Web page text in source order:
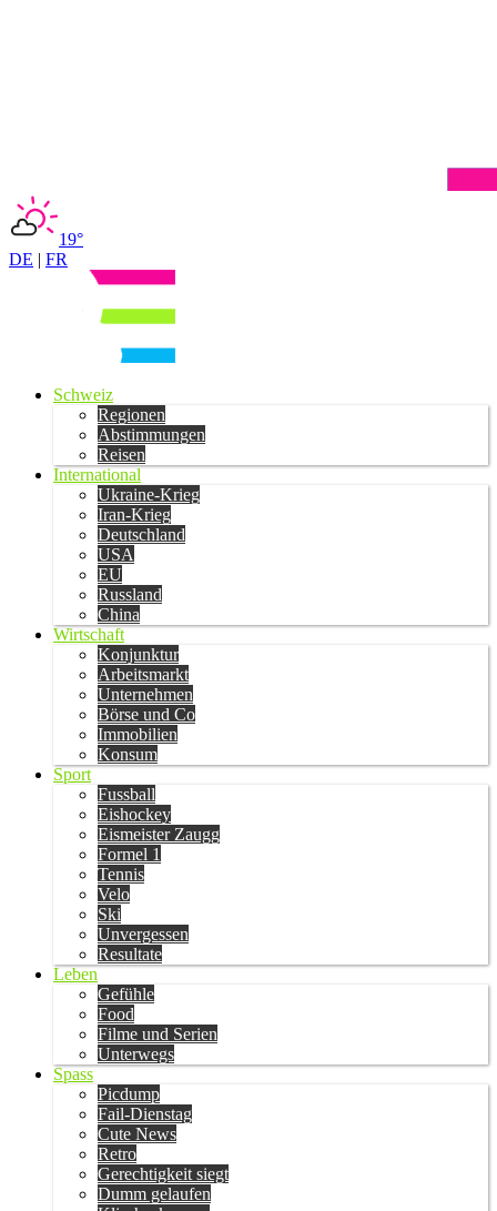
19°
DE | FR
Schweiz
Regionen
Abstimmungen
Reisen
International
Ukraine-Krieg
Iran-Krieg
Deutschland
USA
EU
Russland
China
Wirtschaft
Konjunktur
Arbeitsmarkt
Unternehmen
Börse und Co
Immobilien
Konsum
Sport
Fussball
Eishockey
Eismeister Zaugg
Formel 1
Tennis
Velo
Ski
Unvergessen
Resultate
Leben
Gefühle
Food
Filme und Serien
Unterwegs
Spass
Picdump
Fail-Dienstag
Cute News
Retro
Gerechtigkeit siegt
Dumm gelaufen